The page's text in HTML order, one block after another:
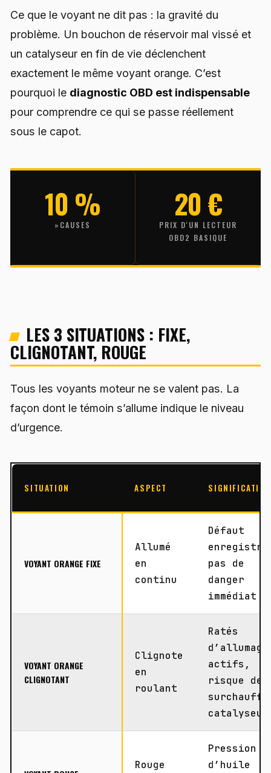
Ce que le voyant ne dit pas : la gravité du
problème. Un bouchon de réservoir mal vissé et
un catalyseur en fin de vie déclenchent
exactement le même voyant orange. C’est
pourquoi le diagnostic OBD est indispensable
pour comprendre ce qui se passe réellement
sous le capot.
10 %
»CAUSES
20 €
PRIX D'UN LECTEUR
OBD2 BASIQUE
LES 3 SITUATIONS : FIXE,
CLIGNOTANT, ROUGE
Tous les voyants moteur ne se valent pas. La
façon dont le témoin s’allume indique le niveau
d’urgence.
SITUATION ASPECT SIGNIFICATION
VOYANT ORANGE FIXE
Allumé
en
continu
Défaut
pas de
danger
immédiat
VOYANT ORANGE
CLIGNOTANT
Clignote
en
roulant
Ratés
d’allumage
actifs,
risque de
surchauffe
catalyseur
Rouge
Pression
d’huile